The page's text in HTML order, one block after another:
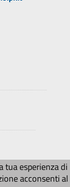
© 2026
tua esperienza di
acconsenti al